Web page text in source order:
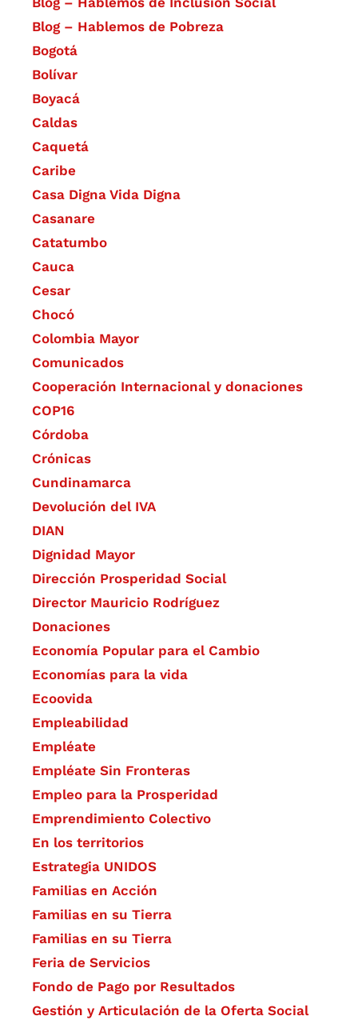
Blog – Hablemos de Pobreza
Bogotá
Bolívar
Boyacá
Caldas
Caquetá
Caribe
Casa Digna Vida Digna
Casanare
Catatumbo
Cauca
Cesar
Chocó
Colombia Mayor
Comunicados
Cooperación Internacional y donaciones
COP16
Córdoba
Crónicas
Cundinamarca
Devolución del IVA
DIAN
Dignidad Mayor
Dirección Prosperidad Social
Director Mauricio Rodríguez
Donaciones
Economía Popular para el Cambio
Economías para la vida
Ecoovida
Empleabilidad
Empléate
Empléate Sin Fronteras
Empleo para la Prosperidad
Emprendimiento Colectivo
En los territorios
Estrategia UNIDOS
Familias en Acción
Familias en su Tierra
Familias en su Tierra
Feria de Servicios
Fondo de Pago por Resultados
Gestión y Articulación de la Oferta Social